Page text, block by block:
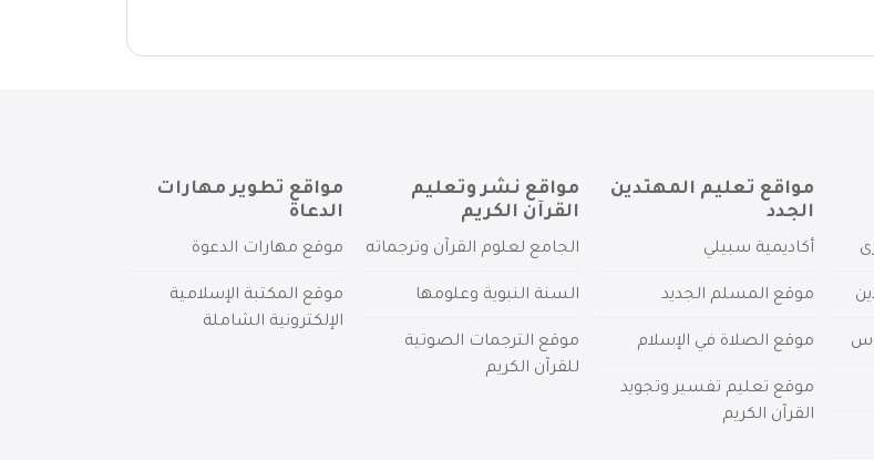
مواقع تعليم المهتدين
الجدد
أكاديمية سبيلي
موقع المسلم الجديد
موقع الصلاة في الإسلام
موقع تعليم تفسير وتجويد
القرآن الكريم
مواقع نشر وتعليم
القرآن الكريم
الجامع لعلوم القرآن وترجماته
السنة النبوية وعلومها
موقع الترجمات الصوتية
للقرآن الكريم
مواقع تطوير مهارات
الدعاة
موقع مهارات الدعوة
موقع المكتبة الإسلامية
الإلكترونية الشاملة